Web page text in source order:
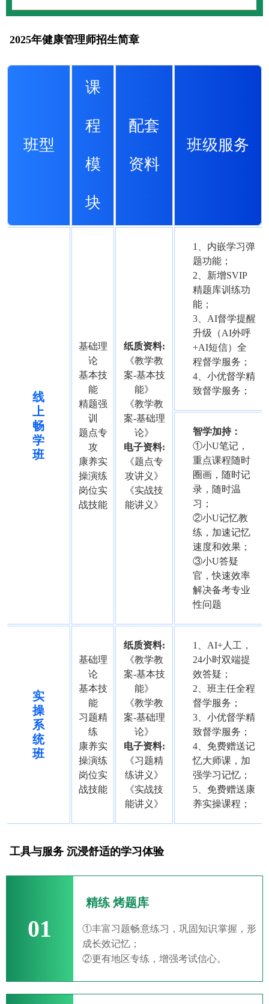
2025年健康管理师招生简章
班型
课
程
模
块
配套
资料
班级服务
线
上
畅
学
班
基础理
论
基本技
能
精题强
训
题点专
攻
康养实
操演练
岗位实
战技能
纸质资料:
《教学教
案-基本技
能》
《教学教
案-基础理
论》
电子资料:
《题点专
攻讲义》
《实战技
能讲义》
1、内嵌学习弹
题功能；
2、新增SVIP
精题库训练功
能；
3、AI督学提醒
升级（AI外呼
+AI短信）全
程督学服务；
4、小优督学精
致督学服务；
智学加持：
①小U笔记，
重点课程随时
圈画，随时记
录，随时温
习；
②小U记忆教
练，加速记忆
速度和效果；
③小U答疑
官，快速效率
解决备考专业
性问题
实
操
系
统
班
基础理
论
基本技
能
习题精
练
康养实
操演练
岗位实
战技能
纸质资料:
《教学教
案-基本技
能》
《教学教
案-基础理
论》
电子资料:
《习题精
练讲义》
《实战技
能讲义》
1、AI+人工，
24小时双端提
效答疑；
2、班主任全程
督学服务；
3、小优督学精
致督学服务；
4、免费赠送记
忆大师课，加
强学习记忆；
5、免费赠送康
养实操课程；
工具与服务 沉浸舒适的学习体验
01
精练 烤题库
①丰富习题畅意练习，巩固知识掌握，形
成长效记忆；
②更有地区专练，增强考试信心。